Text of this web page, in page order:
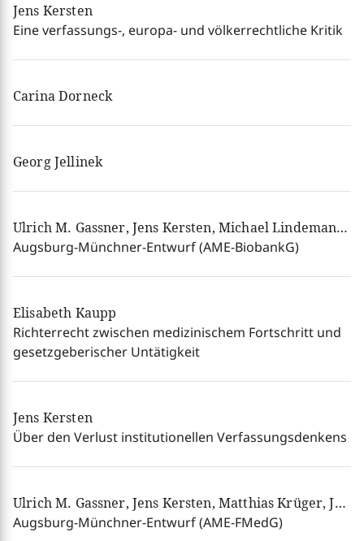
Jens Kersten
Eine verfassungs-, europa- und völkerrechtliche Kritik
Carina Dorneck
Georg Jellinek
Ulrich M. Gassner, Jens Kersten, Michael Lindemann, Josef Franz Lindner, Henning Rosenau, Birgit Schmidt am Busch, Ulrich Schroth, Ferdinand Wollenschläger
Augsburg-Münchner-Entwurf (AME-BiobankG)
Elisabeth Kaupp
Richterrecht zwischen medizinischem Fortschritt und
gesetzgeberischer Untätigkeit
Jens Kersten
Über den Verlust institutionellen Verfassungsdenkens
Ulrich M. Gassner, Jens Kersten, Matthias Krüger, Josef Franz Lindner, Henning Rosenau, Ulrich Schroth
Augsburg-Münchner-Entwurf (AME-FMedG)